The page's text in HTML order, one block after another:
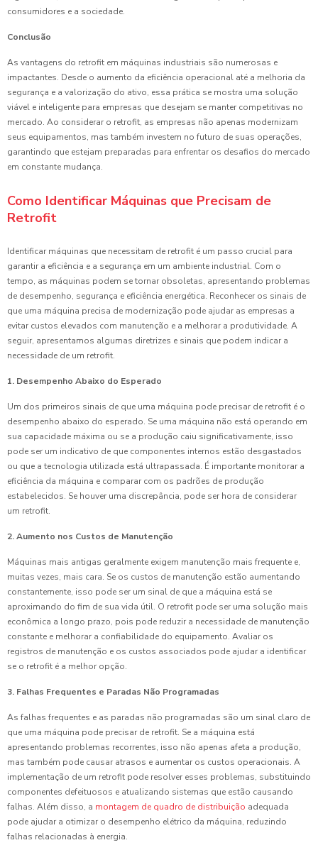
consumidores e a sociedade.
Conclusão
As vantagens do retrofit em máquinas industriais são numerosas e
impactantes. Desde o aumento da eficiência operacional até a melhoria da
segurança e a valorização do ativo, essa prática se mostra uma solução
viável e inteligente para empresas que desejam se manter competitivas no
mercado. Ao considerar o retrofit, as empresas não apenas modernizam
seus equipamentos, mas também investem no futuro de suas operações,
garantindo que estejam preparadas para enfrentar os desafios do mercado
em constante mudança.
Como Identificar Máquinas que Precisam de
Retrofit
Identificar máquinas que necessitam de retrofit é um passo crucial para
garantir a eficiência e a segurança em um ambiente industrial. Com o
tempo, as máquinas podem se tornar obsoletas, apresentando problemas
de desempenho, segurança e eficiência energética. Reconhecer os sinais de
que uma máquina precisa de modernização pode ajudar as empresas a
evitar custos elevados com manutenção e a melhorar a produtividade. A
seguir, apresentamos algumas diretrizes e sinais que podem indicar a
necessidade de um retrofit.
1. Desempenho Abaixo do Esperado
Um dos primeiros sinais de que uma máquina pode precisar de retrofit é o
desempenho abaixo do esperado. Se uma máquina não está operando em
sua capacidade máxima ou se a produção caiu significativamente, isso
pode ser um indicativo de que componentes internos estão desgastados
ou que a tecnologia utilizada está ultrapassada. É importante monitorar a
eficiência da máquina e comparar com os padrões de produção
estabelecidos. Se houver uma discrepância, pode ser hora de considerar
um retrofit.
2. Aumento nos Custos de Manutenção
Máquinas mais antigas geralmente exigem manutenção mais frequente e,
muitas vezes, mais cara. Se os custos de manutenção estão aumentando
constantemente, isso pode ser um sinal de que a máquina está se
aproximando do fim de sua vida útil. O retrofit pode ser uma solução mais
econômica a longo prazo, pois pode reduzir a necessidade de manutenção
constante e melhorar a confiabilidade do equipamento. Avaliar os
registros de manutenção e os custos associados pode ajudar a identificar
se o retrofit é a melhor opção.
3. Falhas Frequentes e Paradas Não Programadas
As falhas frequentes e as paradas não programadas são um sinal claro de
que uma máquina pode precisar de retrofit. Se a máquina está
apresentando problemas recorrentes, isso não apenas afeta a produção,
mas também pode causar atrasos e aumentar os custos operacionais. A
implementação de um retrofit pode resolver esses problemas, substituindo
componentes defeituosos e atualizando sistemas que estão causando
falhas. Além disso, a montagem de quadro de distribuição adequada
pode ajudar a otimizar o desempenho elétrico da máquina, reduzindo
falhas relacionadas à energia.